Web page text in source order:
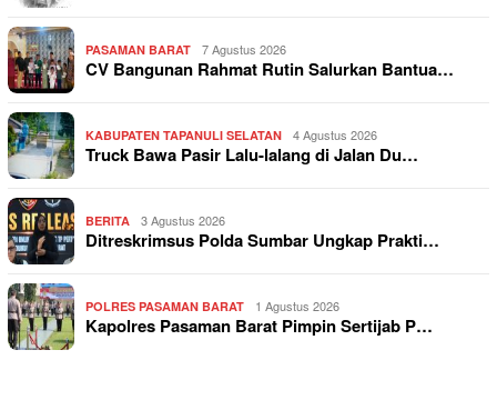
PASAMAN BARAT 7 Agustus 2026
CV Bangunan Rahmat Rutin Salurkan Bantua…
KABUPATEN TAPANULI SELATAN 4 Agustus 2026
Truck Bawa Pasir Lalu-lalang di Jalan Du…
BERITA 3 Agustus 2026
Ditreskrimsus Polda Sumbar Ungkap Prakti…
POLRES PASAMAN BARAT 1 Agustus 2026
Kapolres Pasaman Barat Pimpin Sertijab P…